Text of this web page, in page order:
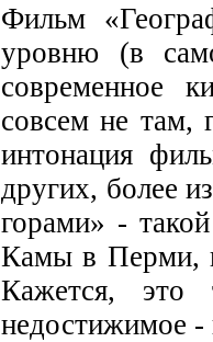
Фильм
уровню (в
современное
совсем не там,
интонация
других, более
горами» -
Камы в Перми,
Кажется, это
недостижимое -